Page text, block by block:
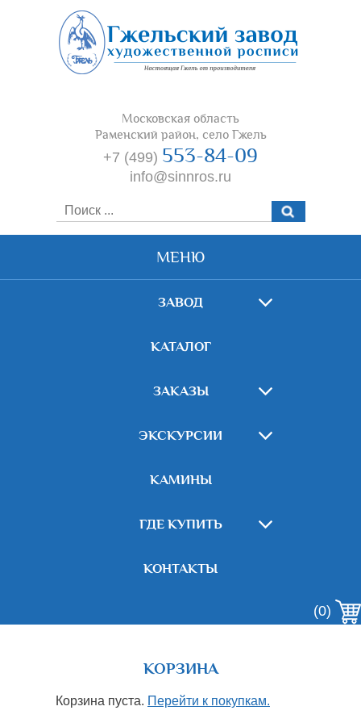
Московская область
Раменский район, село Гжель
+7 (499) 553-84-09
info@sinnros.ru
МЕНЮ
ЗАВОД
КАТАЛОГ
ЗАКАЗЫ
ЭКСКУРСИИ
КАМИНЫ
ГДЕ КУПИТЬ
КОНТАКТЫ
(0)
КОРЗИНА
Корзина пуста. Перейти к покупкам.